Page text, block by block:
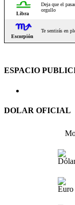
ESPACIO
DOLAR OFICIAL
Euro